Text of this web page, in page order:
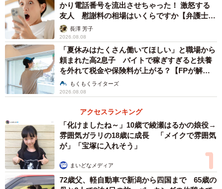
かり電話番号を流出させちゃった！ 激怒する
友人 慰謝料の相場はいくらですか【弁護士が
解説】長澤 芳子
2026.08.08
「夏休みはたくさん働いてほしい」と職場から
頼まれた高2息子 バイトで稼ぎすぎると扶養
を外れて税金や保険料が上がる？【FPが解
説】もくもくライターズ
2026.08.08
アクセスランキング
「化けましたね～」10歳で綾瀬はるかの娘役→
雰囲気ガラリの18歳に成長 「メイクで雰囲気
が」「宝塚に入れそう」
まいどなメディア
72歳父、軽自動車で新潟から四国まで 65歳の